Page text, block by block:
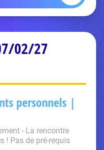
02/27
personnels |
- La rencontre
Pas de pré-requis